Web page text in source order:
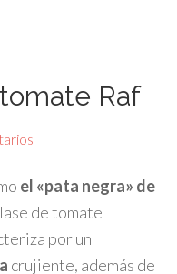
Raf
el «pata negra» de
de tomate
por un
crujiente, además de